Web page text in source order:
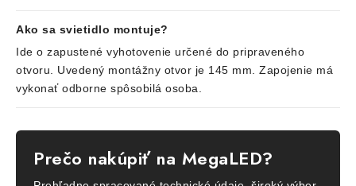
Ako sa svietidlo montuje?
Ide o zapustené vyhotovenie určené do pripraveného
otvoru. Uvedený montážny otvor je 145 mm. Zapojenie má
vykonať odborne spôsobilá osoba.
Prečo nakúpiť na MegaLED?